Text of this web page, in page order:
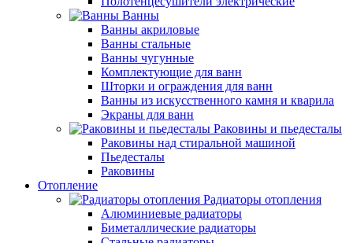
Ванны
Ванны акриловые
Ванны стальные
Ванны чугунные
Комплектующие для ванн
Шторки и ограждения для ванн
Ванны из искусственного камня и кварила
Экраны для ванн
Раковины и пьедесталы
Раковины над стиральной машиной
Пьедесталы
Раковины
Отопление
Радиаторы отопления
Алюминиевые радиаторы
Биметаллические радиаторы